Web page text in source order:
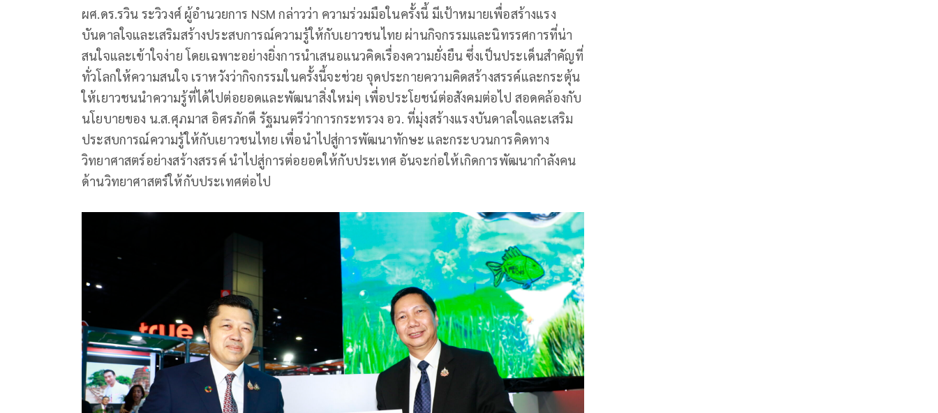
ผศ.ดร.รวิน ระวิวงศ์ ผู้อำนวยการ NSM กล่าวว่า ความร่วมมือในครั้งนี้ มีเป้าหมายเพื่อสร้างแรง
บันดาลใจและเสริมสร้างประสบการณ์ความรู้ให้กับเยาวชนไทย ผ่านกิจกรรมและนิทรรศการที่น่า
สนใจและเข้าใจง่าย โดยเฉพาะอย่างยิ่งการนำเสนอแนวคิดเรื่องความยั่งยืน ซึ่งเป็นประเด็นสำคัญที่
ทั่วโลกให้ความสนใจ เราหวังว่ากิจกรรมในครั้งนี้จะช่วย จุดประกายความคิดสร้างสรรค์และกระตุ้น
ให้เยาวชนนำความรู้ที่ได้ไปต่อยอดและพัฒนาสิ่งใหม่ๆ เพื่อประโยชน์ต่อสังคมต่อไป สอดคล้องกับ
นโยบายของ น.ส.ศุภมาส อิศรภักดี รัฐมนตรีว่าการกระทรวง อว. ที่มุ่งสร้างแรงบันดาลใจและเสริม
ประสบการณ์ความรู้ให้กับเยาวชนไทย เพื่อนำไปสู่การพัฒนาทักษะ และกระบวนการคิดทาง
วิทยาศาสตร์อย่างสร้างสรรค์ นำไปสู่การต่อยอดให้กับประเทศ อันจะก่อให้เกิดการพัฒนากำลังคน
ด้านวิทยาศาสตร์ให้กับประเทศต่อไป